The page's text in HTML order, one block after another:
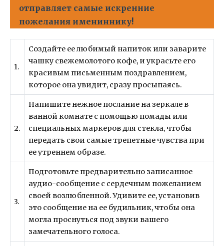
отправляет самые искренние
пожелания имениннику!
1.
Создайте ее любимый напиток или заварите
чашку свежемолотого кофе, и украсьте его
красивым письменным поздравлением,
которое она увидит, сразу просыпаясь.
2.
Напишите нежное послание на зеркале в
ванной комнате с помощью помады или
специальных маркеров для стекла, чтобы
передать свои самые трепетные чувства при
ее утреннем образе.
3.
Подготовьте предварительно записанное
аудио-сообщение с сердечным пожеланием
своей возлюбленной. Удивите ее, установив
это сообщение на ее будильник, чтобы она
могла проснуться под звуки вашего
замечательного голоса.